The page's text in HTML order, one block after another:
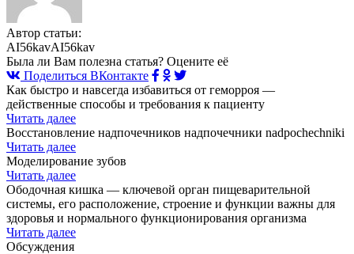
Автор статьи:
AI56kavAI56kav
Была ли Вам полезна статья? Оцените её
Поделиться ВКонтакте
Как быстро и навсегда избавиться от геморроя —
действенные способы и требования к пациенту
Читать далее
Восстановление надпочечников надпочечники nadpochechniki
Читать далее
Моделирование зубов
Читать далее
Ободочная кишка — ключевой орган пищеварительной
системы, его расположение, строение и функции важны для
здоровья и нормального функционирования организма
Читать далее
Обсуждения